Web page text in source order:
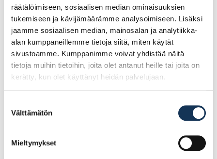
räätälöimiseen, sosiaalisen median ominaisuuksien
tukemiseen ja kävijämäärämme analysoimiseen. Lisäksi
jaamme sosiaalisen median, mainosalan ja analytiikka-
alan kumppaneillemme tietoja siitä, miten käytät
sivustoamme. Kumppanimme voivat yhdistää näitä
tietoja muihin tietoihin, joita olet antanut heille tai joita on
kerätty, kun olet käyttänyt heidän palvelujaan.
valinta
Välttämätön
Mieltymykset